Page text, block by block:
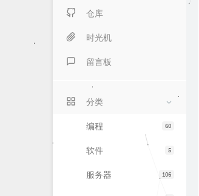
仓库
时光机
留言板
分类
60
编程
5
软件
106
服务器